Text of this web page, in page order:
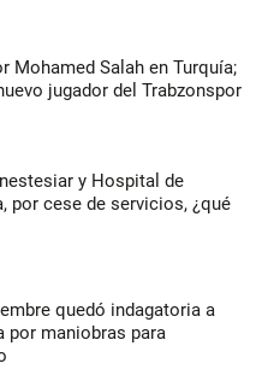
Mohamed Salah en Turquía;
jugador del Trabzonspor
y Hospital de
por cese de servicios, ¿qué
quedó indagatoria a
por maniobras para